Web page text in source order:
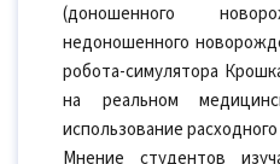
(доношенного
недоношенного
робота-симулятора
на реальном
использование
Мнение студентов